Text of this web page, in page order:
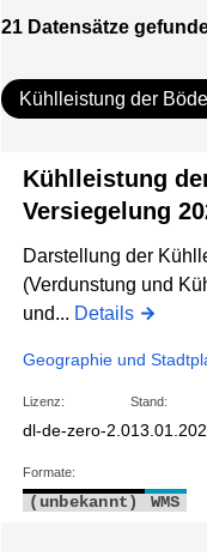
21 Datensätze
Kühlleistung der
Kühlleistung
Versiegelung
Darstellung der
(Verdunstung und
und... Details
Geographie und
Lizenz:
dl-de-zero-2.0
Stand:
Formate:
(unbekannt) WMS